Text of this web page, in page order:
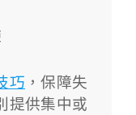
巧 ，保障失
提供集中或